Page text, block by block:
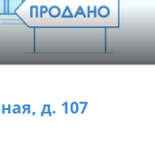
д. 107